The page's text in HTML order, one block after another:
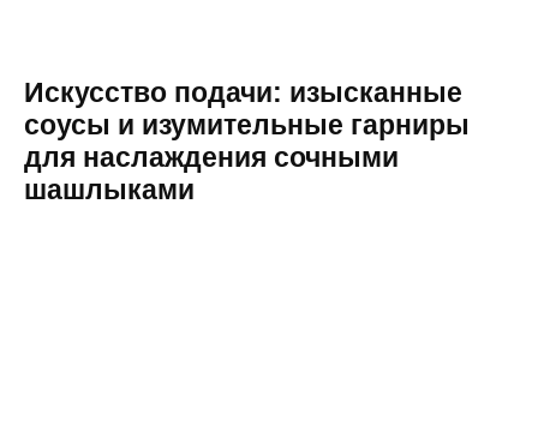
Искусство подачи: изысканные
соусы и изумительные гарниры
для наслаждения сочными
шашлыками